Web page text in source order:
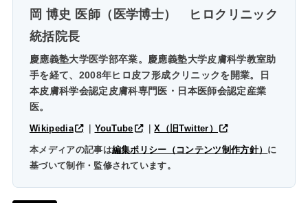
岡 博史 医師（医学博士）
ヒロクリニック
統括院長
慶應義塾大学医学部卒業。慶應義塾大学皮膚科学教室助
手を経て、2008年ヒロ皮フ形成クリニックを開業。日
本皮膚科学会認定皮膚科専門医・日本医師会認定産業
医。
Wikipedia YouTube ｜X（旧Twitter）
本メディアの記事は編集ポリシー（コンテンツ制作方針） に
基づいて制作・監修されています。